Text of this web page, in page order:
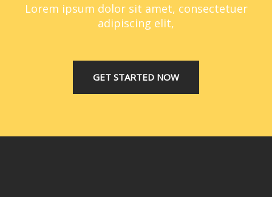
Lorem ipsum dolor sit amet, consectetuer
adipiscing elit,
GET STARTED NOW